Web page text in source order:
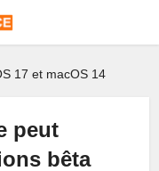
17 et macOS 14
peut
bêta